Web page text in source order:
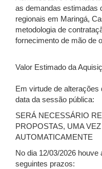
as demandas estimadas
regionais em Maringá,
metodologia de
fornecimento de mão de
Valor Estimado da
Em virtude de
data da sessão pública:
SERÁ NECESSÁRIO
PROPOSTAS, UMA
AUTOMATICAMENTE
No dia 12/03/2026
seguintes prazos: